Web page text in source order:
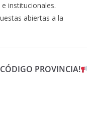
institucionales.
abiertas a la
PROVINCIA!